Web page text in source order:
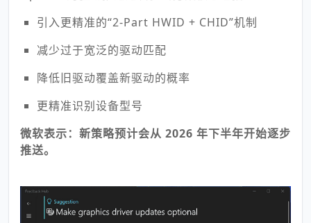
引入更精准的“2-Part HWID + CHID”机制
减少过于宽泛的驱动匹配
降低旧驱动覆盖新驱动的概率
更精准识别设备型号
微软表示：新策略预计会从 2026 年下半年开始逐步
推送。